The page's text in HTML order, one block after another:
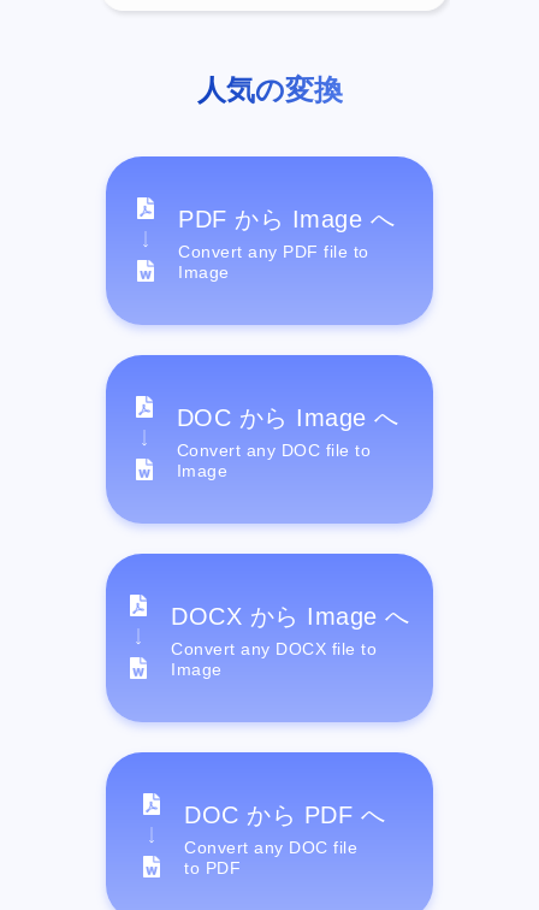
人気の変換
PDF から Image へ
Convert any PDF file to
Image
DOC から Image へ
Convert any DOC file to
Image
DOCX から Image へ
Convert any DOCX file to
Image
DOC から PDF へ
Convert any DOC file
to PDF